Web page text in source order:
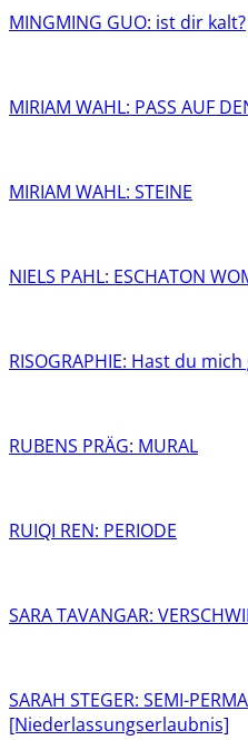
MINGMING GUO: ist dir kalt?
MIRIAM WAHL: PASS AUF
MIRIAM WAHL: STEINE
NIELS PAHL: ESCHATON
RISOGRAPHIE: Hast du
RUBENS PRÄG: MURAL
RUIQI REN: PERIODE
SARA TAVANGAR:
SARAH STEGER: SEMI-
[Niederlassungserlaubnis]